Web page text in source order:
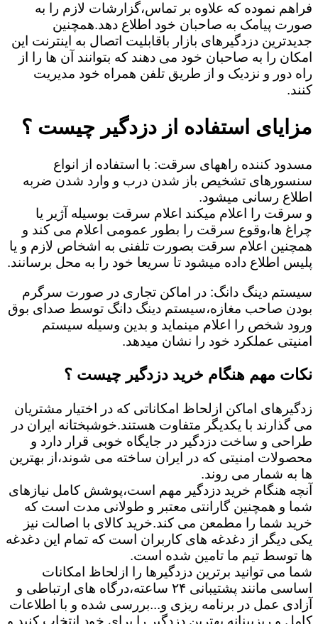
فراهم نموده که علاوه بر تماس،گزارشات لازم را به
صورت پیامک به صاحبان خود اطلاع دهد.همچنین
جدیدترین دزدگیرهای بازار باقابلیت اتصال به اینترنت این
امکان را به صاحبان خود می دهند که بتوانند آن ها را از
راه دور و نزدیک و از طریق تلفن همراه خود مدیریت
کنند.
مزایای استفاده از دزدگیر چیست ؟
مسدود کننده راههای سرقت: با استفاده از انواع
سنسورهای تشخیص باز شدن درب و وارد شدن ضربه
اطلاع رسانی میشود.
و سرقت را اعلام میکند اعلام سرقت بوسیله آژیر یا
چراغ ها،وقوع سرقت را بطور عمومی اعلام می کند و
همچنین اعلام سرقت بصورت تلفنی به اشخاص لازم و یا
پلیس اطلاع داده میشود تا سریعا خود را به محل برسانند.
سیستم دینگ دانگ: در اماکن تجاری در صورت سرگرم
بودن صاحب مغازه،سیستم دینگ دانگ توسط صدای بوق
ورود شخص را اعلام مینماید و بدین وسیله سیستم
امنیتی عملکرد خود را نشان میدهد.
نکات مهم هنگام خرید دزدگیر چیست ؟
زدگیرهای اماکن ازلحاظ امکاناتی که در اختیار مشتریان
می گذارند با یکدیگر متفاوت هستند.خوشبختانه ایران در
طراحی و ساخت دزدگیر در جایگاه خوبی قرار دارد و
محصولات امنیتی که در ایران ساخته می شوند،از بهترین
ها به شمار می روند.
آنچه هنگام خرید دزدگیر مهم است،پوشش کامل نیازهای
شما و همچنین گارانتی معتبر و طولانی مدت است که
خرید شما را مطمعن می کند.خرید کالای با اصالت نیز
یکی دیگر از دغدغه های کاربران است که تمام این دغدغه
ها توسط تیم ما تامین شده است.
شما می توانید برترین دزدگیرها را ازلحاظ امکانات
اساسی مانند پشتیبانی ۲۴ ساعته،درگاه های ارتباطی و
آزادی عمل در برنامه ریزی و...بررسی شده و با اطلاعات
کامل و ریزبینانه بهترین دزدگیر را برای خود انتخاب کنید و